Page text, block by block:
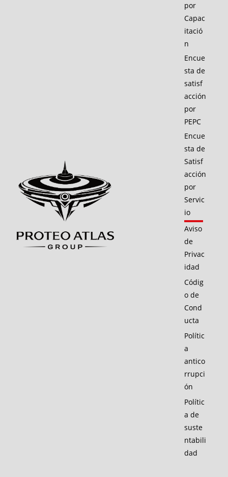
por
Capac
itació
n
Encue
sta de
satisf
acción
por
PEPC
Encue
sta de
Satisf
acción
por
Servic
io
Aviso
de
Privac
idad
Códig
o de
Cond
ucta
Polític
a
antico
rrupci
ón
Polític
a de
suste
ntabili
dad